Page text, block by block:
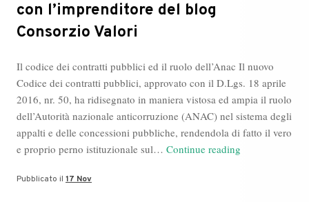
con l’imprenditore del blog
Consorzio Valori
Il codice dei contratti pubblici ed il ruolo dell’Anac Il nuovo
Codice dei contratti pubblici, approvato con il D.Lgs. 18 aprile
2016, nr. 50, ha ridisegnato in maniera vistosa ed ampia il ruolo
dell’Autorità nazionale anticorruzione (ANAC) nel sistema degli
appalti e delle concessioni pubbliche, rendendola di fatto il vero
e proprio perno istituzionale sul… Continue reading
Pubblicato il 17 Nov